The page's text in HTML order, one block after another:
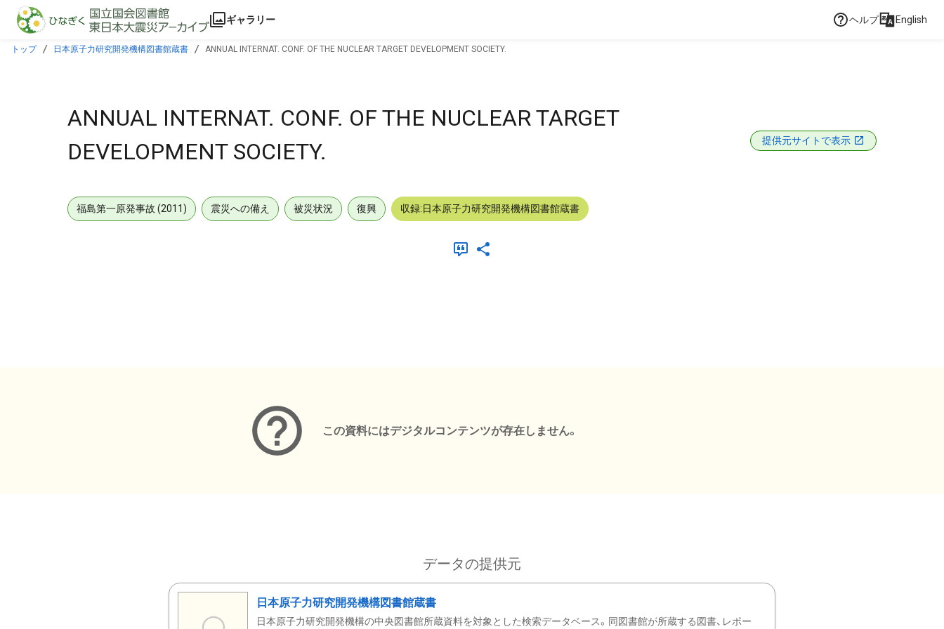
本文に飛ぶ
ギャラリー ヘルプ English
トップ 日本原子力研究開発機構図書館蔵書 ANNUAL INTERNAT. CONF. OF THE NUCLEAR TARGET DEVELOPMENT SOCIETY.
ANNUAL INTERNAT. CONF. OF THE NUCLEAR TARGET
DEVELOPMENT SOCIETY.
提供元サイトで表示
福島第一原発事故 (2011) 震災への備え 被災状況 復興 収録:日本原子力研究開発機構図書館蔵書
この資料にはデジタルコンテンツが存在しません。
データの提供元
日本原子力研究開発機構図書館蔵書
日本原子力研究開発機構の中央図書館所蔵資料を対象とした検索データベース。同図書館が所蔵する図書、レポー